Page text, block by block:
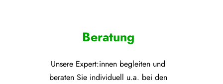
Beratung
Unsere Expert:innen begleiten und
beraten Sie individuell u.a. bei den